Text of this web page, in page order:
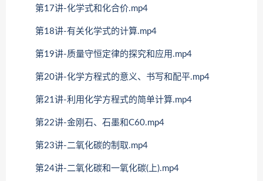
第17讲-化学式和化合价.mp4
第18讲-有关化学式的计算.mp4
第19讲-质量守恒定律的探究和应用.mp4
第20讲-化学方程式的意义、书写和配平.mp4
第21讲-利用化学方程式的简单计算.mp4
第22讲-金刚石、石墨和C60.mp4
第23讲-二氧化碳的制取.mp4
第24讲-二氧化碳和一氧化碳(上).mp4